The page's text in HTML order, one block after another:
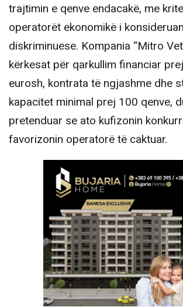
trajtimin e qenve endacakë, me
operatorët ekonomikë i konsideruan
diskriminuese. Kompania “Mitro
kërkesat për qarkullim financiar
eurosh, kontrata të ngjashme dhe
kapacitet minimal prej 100 qenve,
pretenduar se ato kufizonin
favorizonin operatorë të caktuar.